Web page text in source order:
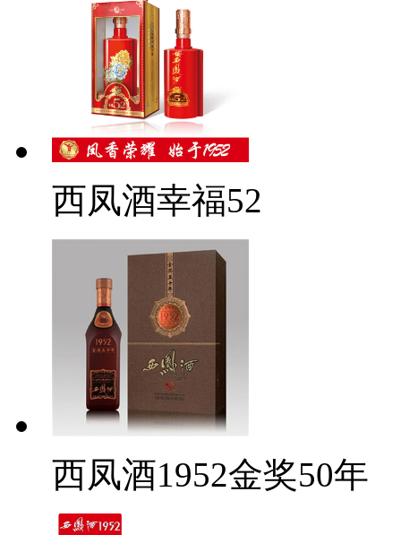
西凤酒幸福52
西凤酒1952金奖50年